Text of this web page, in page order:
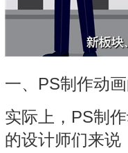
一、PS制作动
实际上，PS制
的设计师们来说